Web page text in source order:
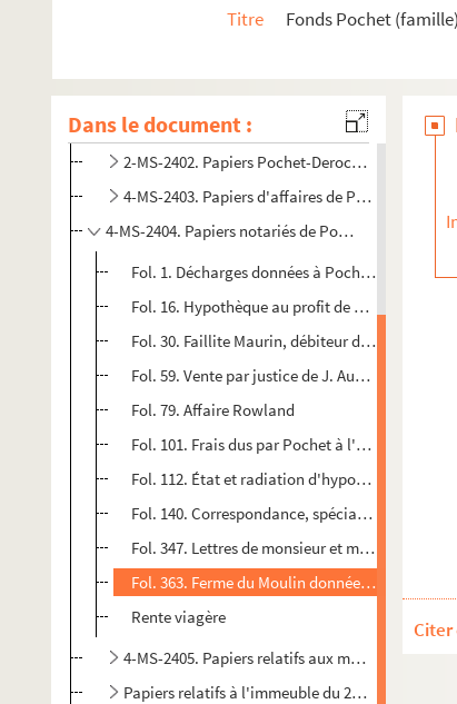
Titre
Fonds Pochet (famille)
Dans le document :
4-MS-2398. Papiers de famille de Jean-
4-MS-2400. Succession d'Estelle-Adélaïde
Papiers relatifs au décès de Louis-Jean Pochet,
2-MS-2402. Papiers Pochet-Deroche. Factures,
4-MS-2403. Papiers d'affaires de Pochet-Deroche
4-MS-2404. Papiers notariés de Pochet-Deroche
Fol. 1. Décharges données à Pochet-Deroche
Fol. 16. Hypothèque au profit de monsieur
Fol. 30. Faillite Maurin, débiteur de Pochet
Fol. 59. Vente par justice de J. Aubert,
Fol. 79. Affaire Rowland
Fol. 101. Frais dus par Pochet à l'avoué
Fol. 112. État et radiation d'hypothèques ;
Fol. 140. Correspondance, spécialement de la
Fol. 347. Lettres de monsieur et madame Lemaire
Fol. 363. Ferme du Moulin donnée à Rozay en
Rente viagère
4-MS-2405. Papiers relatifs aux maisons 6 et 8
Papiers relatifs à l'immeuble du 26 boulevard
Citer